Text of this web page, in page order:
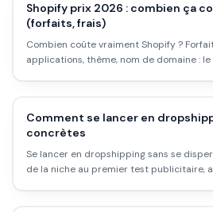
Shopify prix 2026 : combien ça
(forfaits, frais)
Combien coûte vraiment Shopify ?
applications, thème, nom de domaine :
Comment se lancer en
concrètes
Se lancer en dropshipping sans se
de la niche au premier test publicitaire,